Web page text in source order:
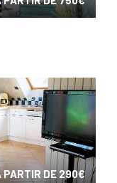
PARTIR DE 290€